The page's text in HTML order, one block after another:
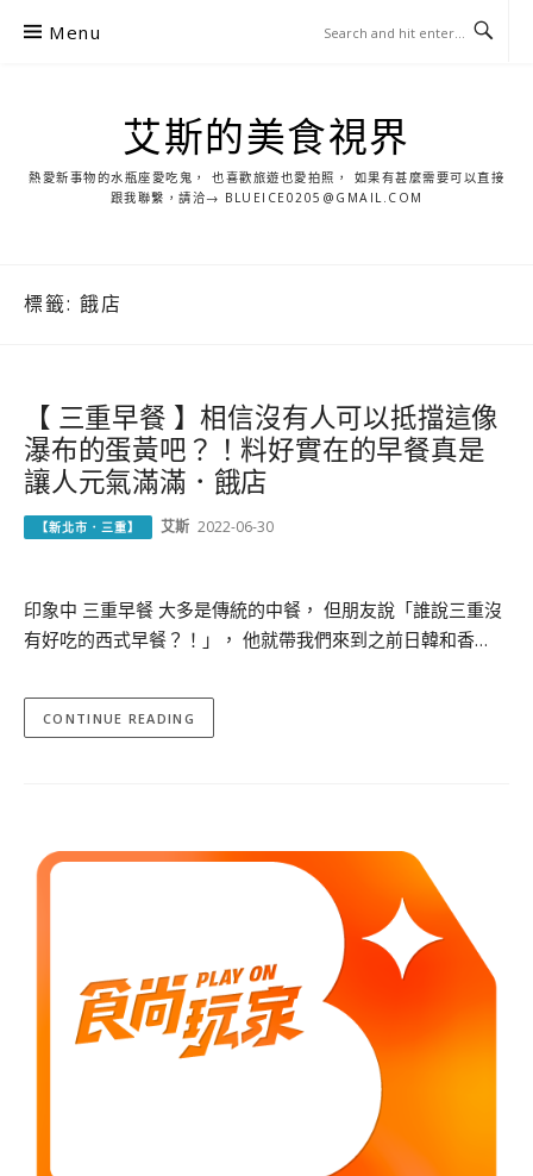
Menu
艾斯的美食視界
熱愛新事物的水瓶座愛吃鬼， 也喜歡旅遊也愛拍照， 如果有甚麼需要可以直接
跟我聯繫，請洽→ BLUEICE0205@GMAIL.COM
標籤: 餓店
【 三重早餐 】相信沒有人可以抵擋這像
瀑布的蛋黃吧？！料好實在的早餐真是
讓人元氣滿滿．餓店
【新北市．三重】 艾斯 2022-06-30
印象中 三重早餐 大多是傳統的中餐， 但朋友說「誰說三重沒
有好吃的西式早餐？！」， 他就帶我們來到之前日韓和香…
CONTINUE READING